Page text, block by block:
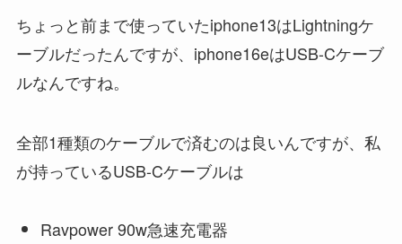
ちょっと前まで使っていたiphone13はLightningケ
ーブルだったんですが、iphone16eはUSB-Cケーブ
ルなんですね。
全部1種類のケーブルで済むのは良いんですが、私
が持っているUSB-Cケーブルは
Ravpower 90w急速充電器